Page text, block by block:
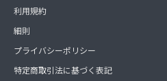
利用規約
細則
プライバシーポリシー
特定商取引法に基づく表記